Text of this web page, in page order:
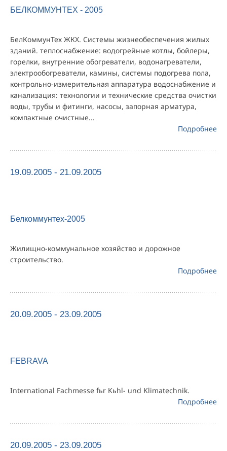
БЕЛКОММУНТЕХ - 2005
БелКоммунТех ЖКХ. Системы жизнеобеспечения жилых
зданий. теплоснабжение: водогрейные котлы, бойлеры,
горелки, внутренние обогреватели, водонагреватели,
электрообогреватели, камины, системы подогрева пола,
контрольно-измерительная аппаратура водоснабжение и
канализация: технологии и технические средства очистки
воды, трубы и фитинги, насосы, запорная арматура,
компактные очистные...
Подробнее
19.09.2005 - 21.09.2005
Белкоммунтех-2005
Жилищно-коммунальное хозяйство и дорожное
строительство.
Подробнее
20.09.2005 - 23.09.2005
FEBRAVA
International Fachmesse fьr Kьhl- und Klimatechnik.
Подробнее
20.09.2005 - 23.09.2005